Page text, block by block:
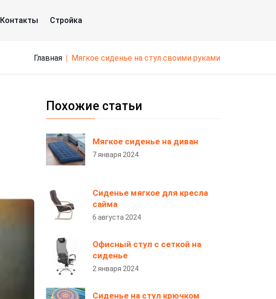
Контакты Стройка
Главная мягкое сиденье на стул своими руками
Похожие статьи
Мягкое сиденье на диван
7 января 2024
Сиденье мягкое для кресла
сайма
6 августа 2024
Офисный стул с сеткой на
сиденье
2 января 2024
Сиденье на стул крючком